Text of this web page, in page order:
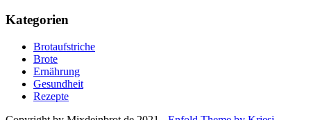
Kategorien
Brotaufstriche
Brote
Ernährung
Gesundheit
Rezepte